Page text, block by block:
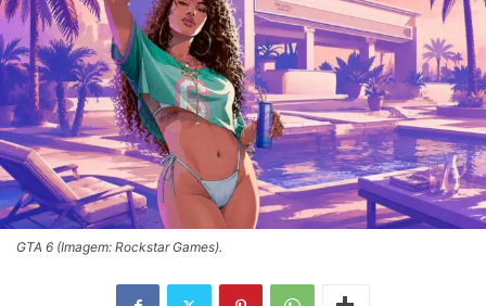
GTA 6 (Imagem: Rockstar Games).